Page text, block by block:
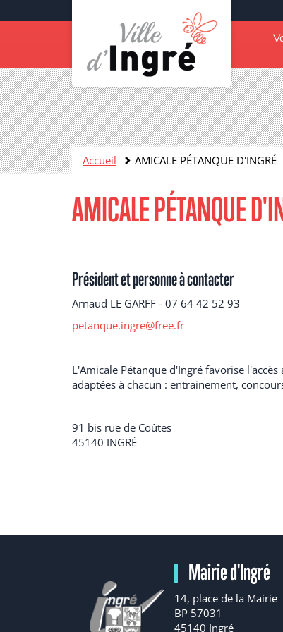
au
Navigation
principale
Contenu
Accueil AMICALE PÉTANQUE D'INGRÉ
AMICALE PÉTANQUE
Président et personne à contacter
Arnaud LE GARFF - 07 64 42 52 93
petanque.ingre@free.fr
L'Amicale Pétanque d'Ingré favorise
adaptées à chacun : entrainement,
91 bis rue de Coûtes
45140 INGRÉ
Mairie d'Ingré
14, place de la Mairie
BP 57031
45140 Ingré